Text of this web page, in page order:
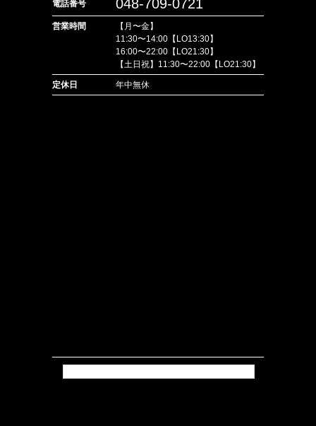
電話番号 048-709-0721
営業時間
【月〜金】
11:30〜14:00【LO13:30】
16:00〜22:00【LO21:30】
【土日祝】11:30〜22:00【LO21:30】
定休日 年中無休